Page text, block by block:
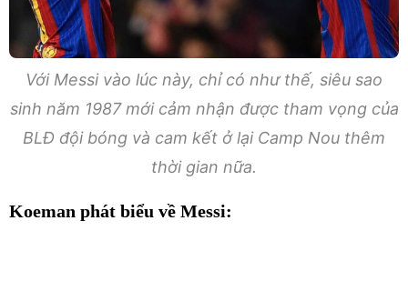
Với Messi vào lúc này, chỉ có như thế, siêu sao
sinh năm 1987 mới cảm nhận được tham vọng của
BLĐ đội bóng và cam kết ở lại Camp Nou thêm
thời gian nữa.
Koeman phát biểu về Messi: